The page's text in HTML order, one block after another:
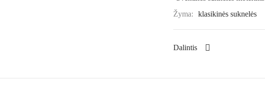
Žyma:
klasikinės suknelės
Dalintis